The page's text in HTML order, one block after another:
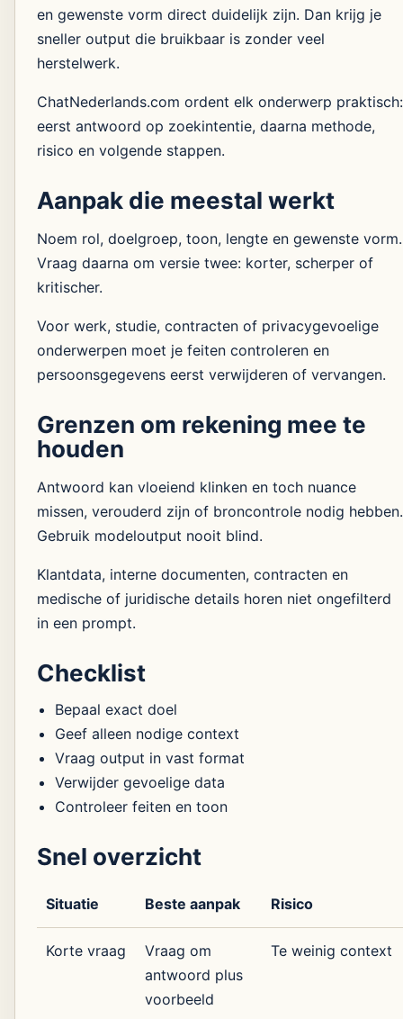
en gewenste vorm direct duidelijk zijn. Dan krijg je
sneller output die bruikbaar is zonder veel
herstelwerk.
ChatNederlands.com ordent elk onderwerp praktisch:
eerst antwoord op zoekintentie, daarna methode,
risico en volgende stappen.
Aanpak die meestal werkt
Noem rol, doelgroep, toon, lengte en gewenste vorm.
Vraag daarna om versie twee: korter, scherper of
kritischer.
Voor werk, studie, contracten of privacygevoelige
onderwerpen moet je feiten controleren en
persoonsgegevens eerst verwijderen of vervangen.
Grenzen om rekening mee te
houden
Antwoord kan vloeiend klinken en toch nuance
missen, verouderd zijn of broncontrole nodig hebben.
Gebruik modeloutput nooit blind.
Klantdata, interne documenten, contracten en
medische of juridische details horen niet ongefilterd
in een prompt.
Checklist
Bepaal exact doel
Geef alleen nodige context
Vraag output in vast format
Verwijder gevoelige data
Controleer feiten en toon
Snel overzicht
Situatie Beste aanpak Risico
Korte vraag
Vraag om
antwoord plus
voorbeeld
Te weinig context